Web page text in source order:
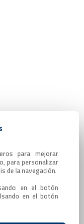
para mejorar
para personalizar
de la navegación.
en el botón
en el botón